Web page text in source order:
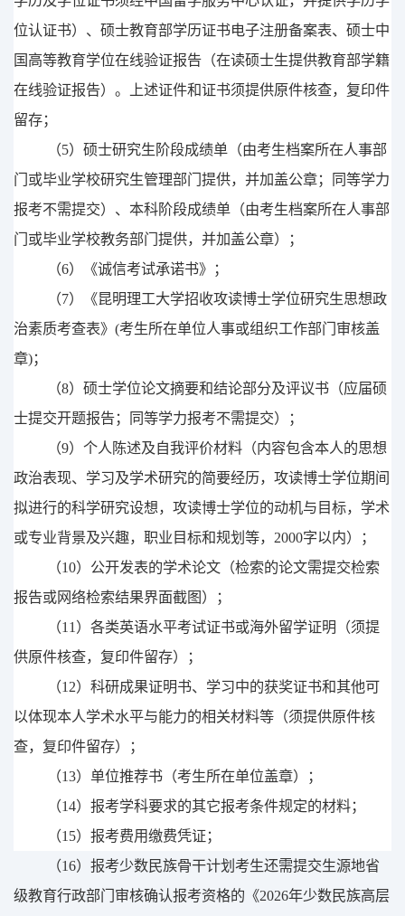
位认证书）、硕士教育部学历证书电子注册备案表、 硕士中
国高等教育学位在线验证报告 （在读硕士生提供教育部学籍
在线验证报告） 。上述证件和证书须提供原件核查，复印件
留存；
（5）硕士研究生阶段成绩单（由考生档案所在人事部
门或毕业学校研究生管理部门提供，并加盖公章；
同等学力
报考不需提交）、本科阶段成绩单（由考生档案所在人事部
门或毕业学校教务部门提供，并加盖公章）；
（6）《诚信考试承诺书》；
（7）《昆明理工大学招收攻读博士学位研究生思想政
治素质考查表》 (考生所在单位人事或组织工作部门审核盖
章)；
（8） 硕士学位论文摘要和结论部分及评议书 （应届硕
士提交开题报告；
同等学力报考不需提交）；
（9）个人陈述及自我评价材料（内容包含本人的思想
政治表现、学习及学术研究的简要经历，攻读博士学位期间
拟进行的科学研究设想，攻读博士学位的动机与目标，学术
或专业背景及兴趣，职业目标和规划等， 2000字以内）；
（10）公开发表的学术论文（检索的论文需提交检索
报告或网络检索结果界面截图）；
（11）各类英语水平考试证书或海外留学证明（须提
供原件核查，复印件留存）；
（12）科研成果证明书、学习中的获奖证书和其他可
以体现本人学术水平与能力的相关材料等（须提供原件核
查，复印件留存）；
（13）单位推荐书（考生所在单位盖章）
；
（14）报考学科要求的其它报考条件规定的材料；
（15） 报考费用缴费凭证；
（16） 报考少数民族骨干计划考生还需提交生源地省
级教育行政部门审核确认报考资格的《2026年少数民族高层